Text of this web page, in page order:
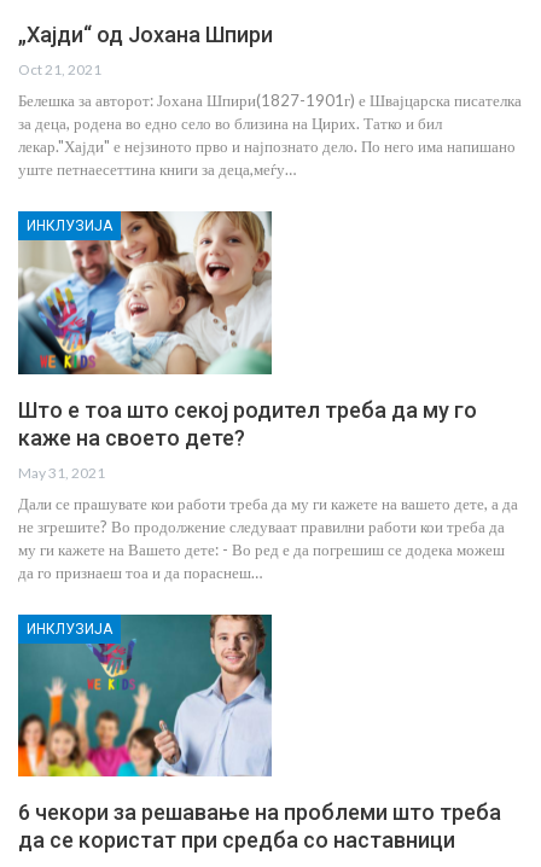
„Хајди“ од Јохана Шпири
Oct 21, 2021
Белешка за авторот: Јохана Шпири(1827-1901г) е Швајцарска писателка
за деца, родена во едно село во близина на Цирих. Татко и бил
лекар."Хајди" е нејзиното прво и најпознато дело. По него има напишано
уште петнаесеттина книги за деца,меѓу…
ИНКЛУЗИЈА
Што е тоа што секој родител треба да му го
каже на своето дете?
May 31, 2021
Дали се прашувате кои работи треба да му ги кажете на вашето дете, а да
не згрешите? Во продолжение следуваат правилни работи кои треба да
му ги кажете на Вашето дете: - Во ред е да погрешиш се додека можеш
да го признаеш тоа и да пораснеш…
ИНКЛУЗИЈА
6 чекори за решавање на проблеми што треба
да се користат при средба со наставници